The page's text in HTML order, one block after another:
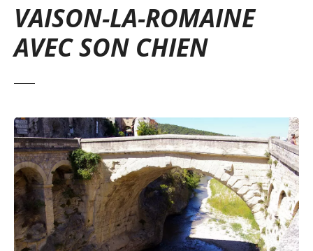
VAISON-LA-ROMAINE
AVEC SON CHIEN